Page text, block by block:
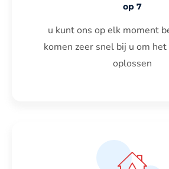
op 7
u kunt ons op elk moment
komen zeer snel bij u om
oplossen